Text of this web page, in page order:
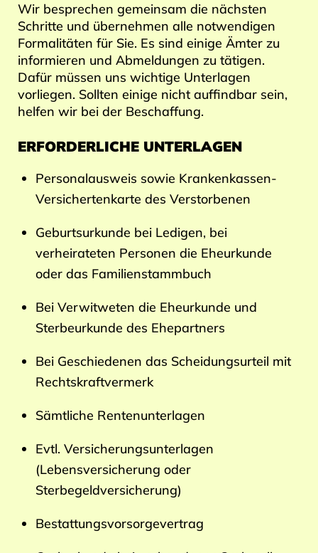
Wir besprechen gemeinsam die nächsten
Schritte und übernehmen alle notwendigen
Formalitäten für Sie. Es sind einige Ämter zu
informieren und Abmeldungen zu tätigen.
Dafür müssen uns wichtige Unterlagen
vorliegen. Sollten einige nicht auffindbar sein,
helfen wir bei der Beschaffung.
ERFORDERLICHE UNTERLAGEN
Personalausweis sowie Krankenkassen-
Versichertenkarte des Verstorbenen
Geburtsurkunde bei Ledigen, bei
verheirateten Personen die Eheurkunde
oder das Familienstammbuch
Bei Verwitweten die Eheurkunde und
Sterbeurkunde des Ehepartners
Bei Geschiedenen das Scheidungsurteil mit
Rechtskraftvermerk
Sämtliche Rentenunterlagen
Evtl. Versicherungsunterlagen
(Lebensversicherung oder
Sterbegeldversicherung)
Bestattungsvorsorgevertrag